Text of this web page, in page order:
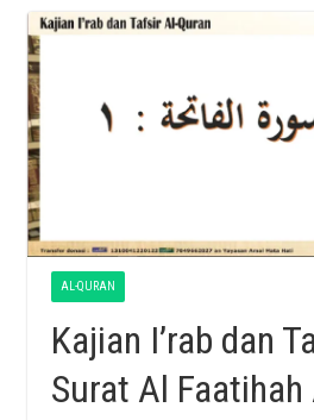
AL-QURAN
Kajian I’rab dan
Surat Al Faatihah